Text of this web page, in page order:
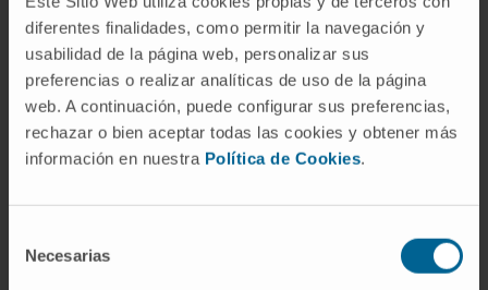
diferentes finalidades, como permitir la navegación y
usabilidad de la página web, personalizar sus
preferencias o realizar analíticas de uso de la página
web. A continuación, puede configurar sus preferencias,
rechazar o bien aceptar todas las cookies y obtener más
información en nuestra Política de Cookies.
Necesarias
¿Quiere participar en este
ensayo?
Solicite una cita para que nuestros
especialistas valoren si cumple las
condiciones para participar en este ensayo